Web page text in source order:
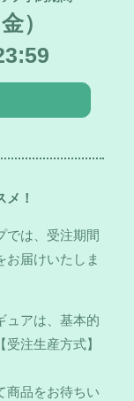
）
！
では、受注期間
お届けいたしま
ュアは、基本的
注生産方式】
商品をお待ちい